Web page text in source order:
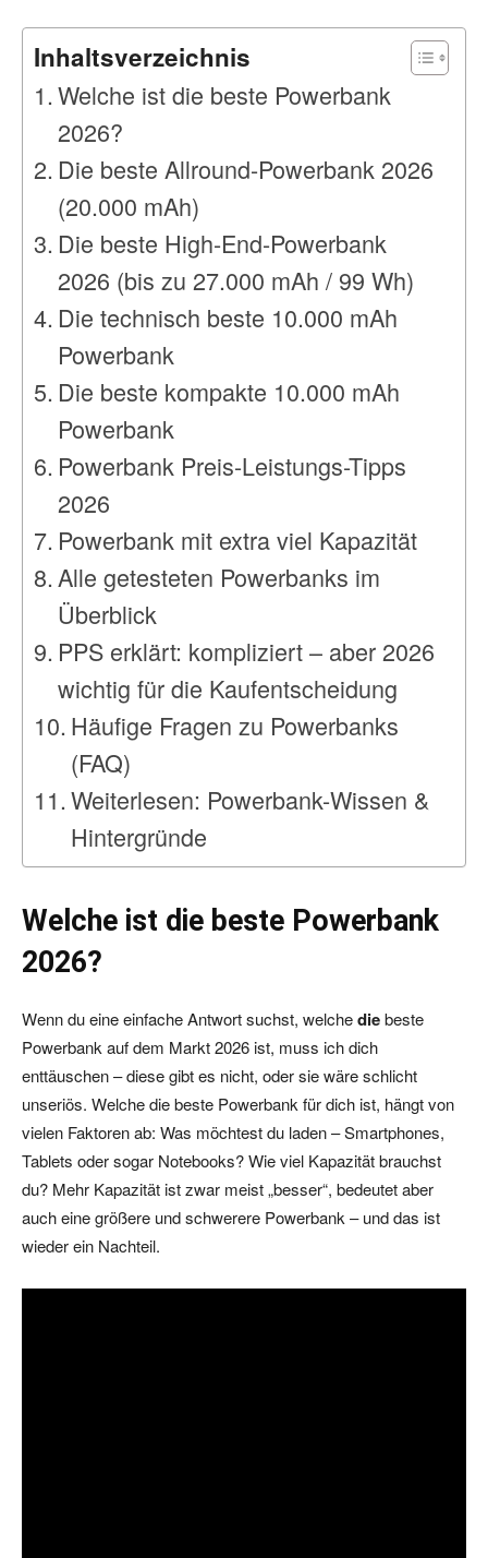
Inhaltsverzeichnis
Welche ist die beste Powerbank
2026?
Die beste Allround-Powerbank 2026
(20.000 mAh)
Die beste High-End-Powerbank
2026 (bis zu 27.000 mAh / 99 Wh)
Die technisch beste 10.000 mAh
Powerbank
Die beste kompakte 10.000 mAh
Powerbank
Powerbank Preis-Leistungs-Tipps
2026
Powerbank mit extra viel Kapazität
Alle getesteten Powerbanks im
Überblick
PPS erklärt: kompliziert – aber 2026
wichtig für die Kaufentscheidung
Häufige Fragen zu Powerbanks
(FAQ)
Weiterlesen: Powerbank-Wissen &
Hintergründe
Welche ist die beste Powerbank
2026?
Wenn du eine einfache Antwort suchst, welchediebeste
Powerbank auf dem Markt 2026 ist, muss ich dich
enttäuschen – diese gibt es nicht, oder sie wäre schlicht
unseriös. Welche die beste Powerbank für dich ist, hängt von
vielen Faktoren ab: Was möchtest du laden – Smartphones,
Tablets oder sogar Notebooks? Wie viel Kapazität brauchst
du? Mehr Kapazität ist zwar meist „besser“, bedeutet aber
auch eine größere und schwerere Powerbank – und das ist
wieder ein Nachteil.